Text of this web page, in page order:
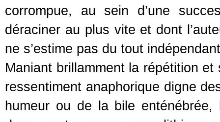
corrompue, au sein d’une
déraciner au plus vite et dont
ne s’estime pas du tout
Maniant brillamment la répétition
ressentiment anaphorique digne
humeur ou de la bile